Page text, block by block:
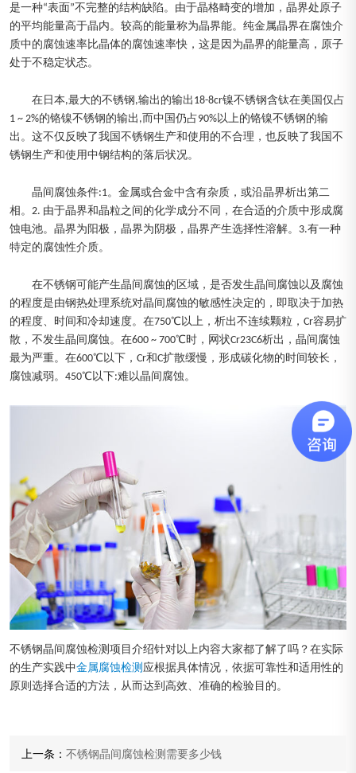
是一种“表面”不完整的结构缺陷。由于晶格畸变的增加，晶界处原子
的平均能量高于晶内。较高的能量称为晶界能。纯金属晶界在腐蚀介
质中的腐蚀速率比晶体的腐蚀速率快，这是因为晶界的能量高，原子
处于不稳定状态。
在日本,最大的不锈钢,输出的输出18-8cr镍不锈钢含钛在美国仅占
1 ~ 2%的铬镍不锈钢的输出,而中国仍占90%以上的铬镍不锈钢的输
出。这不仅反映了我国不锈钢生产和使用的不合理，也反映了我国不
锈钢生产和使用中钢结构的落后状况。
晶间腐蚀条件:1。金属或合金中含有杂质，或沿晶界析出第二
相。2. 由于晶界和晶粒之间的化学成分不同，在合适的介质中形成腐
蚀电池。晶界为阳极，晶界为阴极，晶界产生选择性溶解。3.有一种
特定的腐蚀性介质。
在不锈钢可能产生晶间腐蚀的区域，是否发生晶间腐蚀以及腐蚀
的程度是由钢热处理系统对晶间腐蚀的敏感性决定的，即取决于加热
的程度、时间和冷却速度。在750℃以上，析出不连续颗粒，Cr容易扩
散，不发生晶间腐蚀。在600 ~ 700℃时，网状Cr23C6析出，晶间腐蚀
最为严重。在600℃以下，Cr和C扩散缓慢，形成碳化物的时间较长，
腐蚀减弱。450℃以下:难以晶间腐蚀。
不锈钢晶间腐蚀检测项目介绍针对以上内容大家都了解了吗？在实际
的生产实践中金属腐蚀检测应根据具体情况，依据可靠性和适用性的
原则选择合适的方法，从而达到高效、准确的检验目的。
上一条： 不锈钢晶间腐蚀检测需要多少钱